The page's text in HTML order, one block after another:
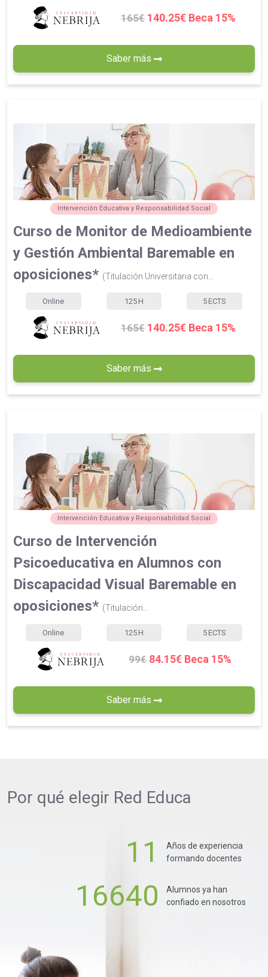
165€ 140.25€ Beca 15%
Saber más
Intervención Educativa y Responsabilidad Social
Curso de Monitor de Medioambiente
y Gestión Ambiental Baremable en
oposiciones* (Titulación Universitaria con...
Online 125 H 5 ECTS
165€ 140.25€ Beca 15%
Saber más
Intervención Educativa y Responsabilidad Social
Curso de Intervención
Psicoeducativa en Alumnos con
Discapacidad Visual Baremable en
oposiciones* (Titulación...
Online 125 H 5 ECTS
99€ 84.15€ Beca 15%
Saber más
Por qué elegir Red Educa
11
Años de experiencia
formando docentes
16640
Alumnos ya han
confiado en nosotros